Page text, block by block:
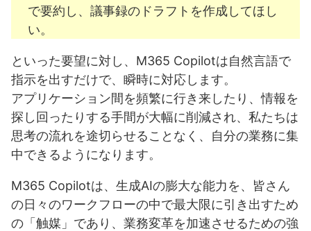
「秘密度ラベル」継承でデータ保護を徹底
5-1. M365 Copilot導入に向けた具体的なステップ
導入前の戦略的準備：成功への基盤を築く
実践的な導入と展開：AIを組織に浸透させる
継続的な学習と最大化：M365 Copilotと共に進化する
5-2. 成功事例から学ぶ：M365 Copilotが変えた企業のリ
事例1：企画部門における資料作成・情報整理の劇的改善
事例2：営業部門における顧客対応・商談準備の高度化
で要約し、議事録のドラフトを作成してほし
い。
といった要望に対し、M365 Copilotは自然言語で
指示を出すだけで、瞬時に対応します。
アプリケーション間を頻繁に行き来したり、情報を
探し回ったりする手間が大幅に削減され、私たちは
思考の流れを途切らせることなく、自分の業務に集
中できるようになります。
M365 Copilotは、生成AIの膨大な能力を、皆さん
の日々のワークフローの中で最大限に引き出すため
の「触媒」であり、業務変革を加速させるための強